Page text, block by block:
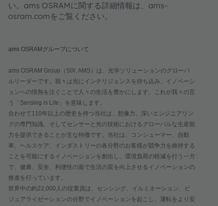
い。ams OSRAMに関する詳細情報は、ams-
osram.comをご覧ください。
ams OSRAMグループについて
ams OSRAM Group（SIX: AMS）は、光学ソリューションのグローバ
ルリーダーです。我々は光にインテリジェンスを持ち込み、イノベーシ
ョンへの情熱を注ぐことで人々の生活を豊かにします。これが我々の言
う「Sensing is Life」を意味します。
合わせて110年以上の歴史を持つ当社は、想像力、深いエンジニアリン
グの専門知識、そしてセンサーと光の技術におけるグローバルな生産能
力を提供できることが主な特徴です。当社は、コンシューマー、自動
車、ヘルスケア、インダストリーの各分野のお客様が競争力を維持する
ことを可能にするイノベーションを創出し、環境負荷の軽減を行う一方
で、健康、安全、利便性の面で生活の質を向上させるイノベーションの
推進を行っています。
世界中の約22,000人の従業員は、センシング、イルミネーション、ビ
ジュアライゼーションの分野でイノベーションを起こし、運転をより安